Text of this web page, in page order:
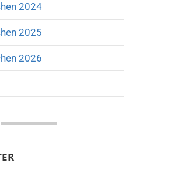
2024
2025
2026